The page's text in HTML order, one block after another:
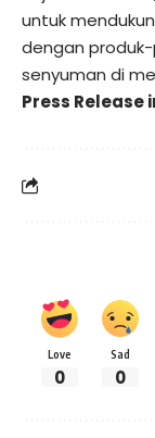
untuk
dengan
senyuman di
Press
Love
0
Sad
0